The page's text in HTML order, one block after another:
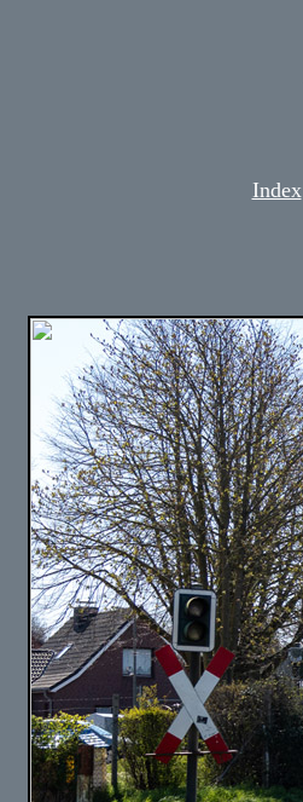
Index